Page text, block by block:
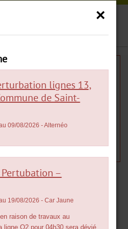
la pageInfostrafic.
×
lignes 13,
de Saint-
09/08/2026 - Alternéo
Pertubation –
19/08/2026 - Car Jaune
raison de travaux au
ligne O2 pour 04h30 sera dévié